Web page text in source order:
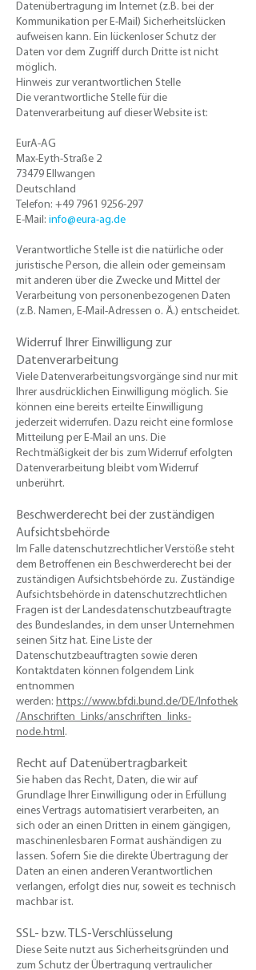
Datenübertragung im Internet (z.B. bei der
Kommunikation per E-Mail) Sicherheitslücken
aufweisen kann. Ein lückenloser Schutz der
Daten vor dem Zugriff durch Dritte ist nicht
möglich.
Hinweis zur verantwortlichen Stelle
Die verantwortliche Stelle für die
Datenverarbeitung auf dieser Website ist:
EurA-AG
Max-Eyth-Straße 2
73479 Ellwangen
Deutschland
Telefon: +49 7961 9256-297
E-Mail: info@eura-ag.de
Verantwortliche Stelle ist die natürliche oder
juristische Person, die allein oder gemeinsam
mit anderen über die Zwecke und Mittel der
Verarbeitung von personenbezogenen Daten
(z.B. Namen, E-Mail-Adressen o. Ä.) entscheidet.​
Widerruf Ihrer Einwilligung zur
Datenverarbeitung
​Viele Datenverarbeitungsvorgänge sind nur mit
Ihrer ausdrücklichen Einwilligung möglich. Sie
können eine bereits erteilte Einwilligung
jederzeit widerrufen. Dazu reicht eine formlose
Mitteilung per E-Mail an uns. Die
Rechtmäßigkeit der bis zum Widerruf erfolgten
Datenverarbeitung bleibt vom Widerruf
unberührt.
Beschwerderecht bei der zuständigen
Aufsichtsbehörde
​Im Falle datenschutzrechtlicher Verstöße steht
dem Betroffenen ein Beschwerderecht bei der
zuständigen Aufsichtsbehörde zu. Zuständige
Aufsichtsbehörde in datenschutzrechtlichen
Fragen ist der Landesdatenschutzbeauftragte
des Bundeslandes, in dem unser Unternehmen
seinen Sitz hat. Eine Liste der
Datenschutzbeauftragten sowie deren
Kontaktdaten können folgendem Link
entnommen
werden: https://www.bfdi.bund.de/DE/Infothek
/Anschriften_Links/anschriften_links-
node.html.​
Recht auf Datenübertragbarkeit
​Sie haben das Recht, Daten, die wir auf
Grundlage Ihrer Einwilligung oder in Erfüllung
eines Vertrags automatisiert verarbeiten, an
sich oder an einen Dritten in einem gängigen,
maschinenlesbaren Format aushändigen zu
lassen. Sofern Sie die direkte Übertragung der
Daten an einen anderen Verantwortlichen
verlangen, erfolgt dies nur, soweit es technisch
machbar ist.
SSL- bzw. TLS-Verschlüsselung
​Diese Seite nutzt aus Sicherheitsgründen und
zum Schutz der Übertragung vertraulicher